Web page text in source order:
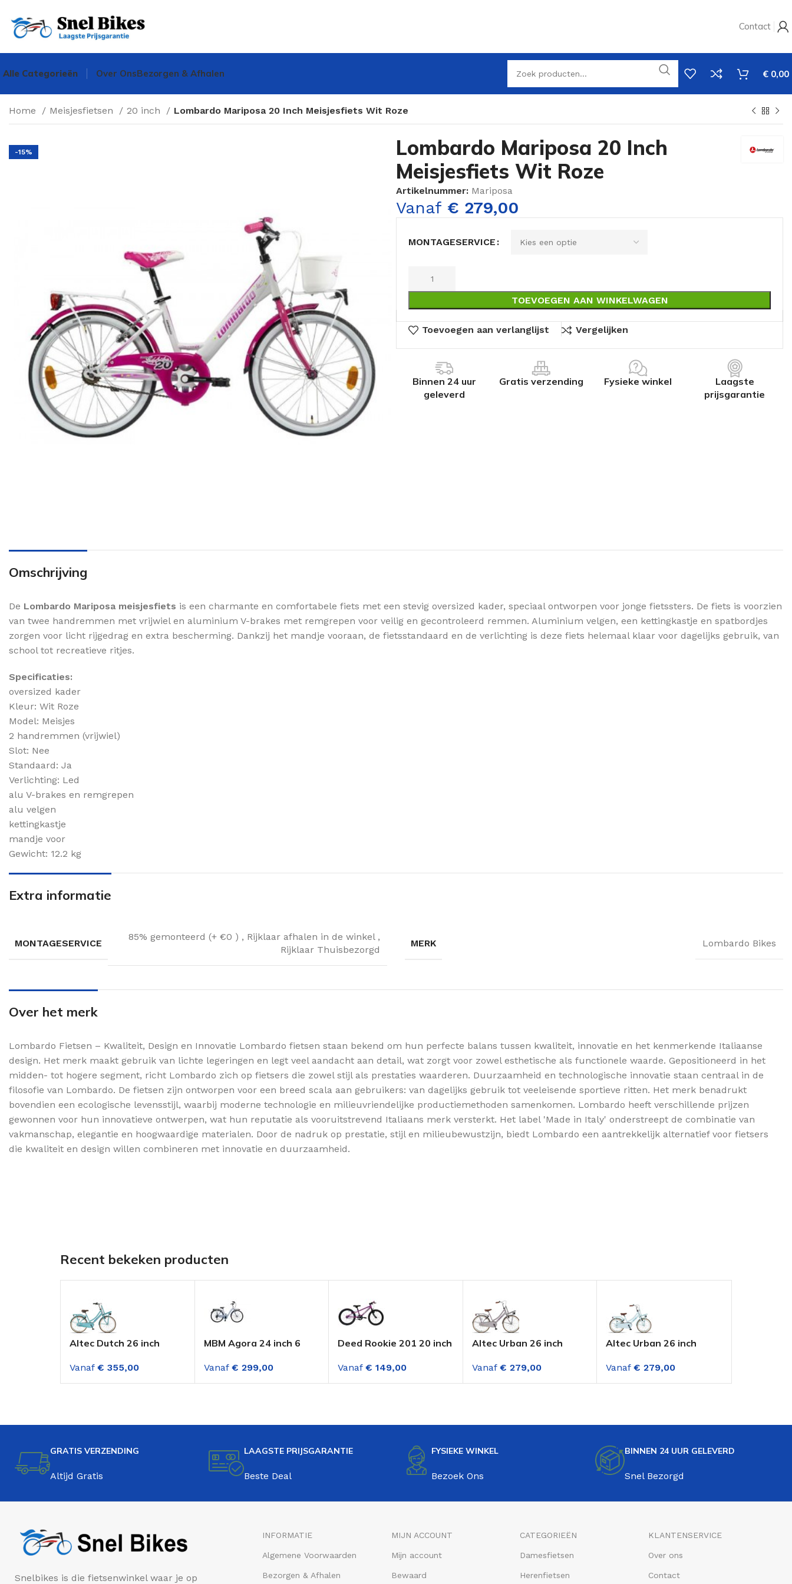
Contact
Alle Categorieën Over OnsBezorgen & Afhalen € 0,00
Home Meisjesfietsen 20 inch Lombardo Mariposa 20 Inch Meisjesfiets Wit Roze
-15%
Lombardo Mariposa 20 Inch
Meisjesfiets Wit Roze
Artikelnummer: Mariposa
Vanaf € 279,00
MONTAGESERVICE
TOEVOEGEN AAN WINKELWAGEN
Toevoegen aan verlanglijst Vergelijken
Binnen 24 uur
geleverd
Gratis verzending Fysieke winkel
Laagste
prijsgarantie
Omschrijving
De Lombardo Mariposa meisjesfiets is een charmante en comfortabele fiets met een stevig oversized kader, speciaal ontworpen voor jonge fietssters. De fiets is voorzien
van twee handremmen met vrijwiel en aluminium V-brakes met remgrepen voor veilig en gecontroleerd remmen. Aluminium velgen, een kettingkastje en spatbordjes
zorgen voor licht rijgedrag en extra bescherming. Dankzij het mandje vooraan, de fietsstandaard en de verlichting is deze fiets helemaal klaar voor dagelijks gebruik, van
school tot recreatieve ritjes.
Specificaties:
oversized kader
Kleur: Wit Roze
Model: Meisjes
2 handremmen (vrijwiel)
Slot: Nee
Standaard: Ja
Verlichting: Led
alu V-brakes en remgrepen
alu velgen
kettingkastje
mandje voor
Gewicht: 12.2 kg
Extra informatie
MONTAGESERVICE
85% gemonteerd (+ €0 ) , Rijklaar afhalen in de winkel ,
Rijklaar Thuisbezorgd
MERK Lombardo Bikes
Over het merk
Lombardo Fietsen – Kwaliteit, Design en Innovatie Lombardo fietsen staan bekend om hun perfecte balans tussen kwaliteit, innovatie en het kenmerkende Italiaanse
design. Het merk maakt gebruik van lichte legeringen en legt veel aandacht aan detail, wat zorgt voor zowel esthetische als functionele waarde. Gepositioneerd in het
midden- tot hogere segment, richt Lombardo zich op fietsers die zowel stijl als prestaties waarderen. Duurzaamheid en technologische innovatie staan centraal in de
filosofie van Lombardo. De fietsen zijn ontworpen voor een breed scala aan gebruikers: van dagelijks gebruik tot veeleisende sportieve ritten. Het merk benadrukt
bovendien een ecologische levensstijl, waarbij moderne technologie en milieuvriendelijke productiemethoden samenkomen. Lombardo heeft verschillende prijzen
gewonnen voor hun innovatieve ontwerpen, wat hun reputatie als vooruitstrevend Italiaans merk versterkt. Het label 'Made in Italy' onderstreept de combinatie van
vakmanschap, elegantie en hoogwaardige materialen. Door de nadruk op prestatie, stijl en milieubewustzijn, biedt Lombardo een aantrekkelijk alternatief voor fietsers
die kwaliteit en design willen combineren met innovatie en duurzaamheid.
Recent bekeken producten
Altec Dutch 26 inch
versnellingen
transportfiets
Vanaf € 355,00
MBM Agora 24 inch 6
Vanaf € 299,00
Deed Rookie 201 20 inch
Vanaf € 149,00
Altec Urban 26 inch
Sand
Vanaf € 279,00
Altec Urban 26 inch
Lichtblauw
Vanaf € 279,00
GRATIS VERZENDING
Altijd Gratis
LAAGSTE PRIJSGARANTIE
Beste Deal
FYSIEKE WINKEL
Bezoek Ons
BINNEN 24 UUR GELEVERD
Snel Bezorgd
Snelbikes is die fietsenwinkel waar je op
INFORMATIE
Algemene Voorwaarden
Bezorgen & Afhalen
MIJN ACCOUNT
Mijn account
Bewaard
CATEGORIEËN
Damesfietsen
Herenfietsen
KLANTENSERVICE
Over ons
Contact